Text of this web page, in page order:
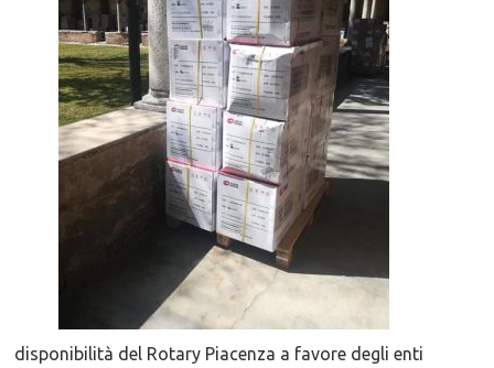
disponibilità del Rotary Piacenza a favore degli enti